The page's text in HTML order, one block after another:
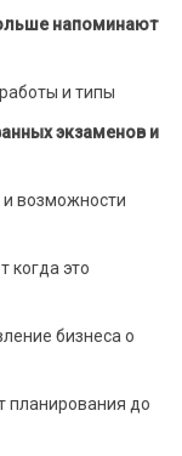
напоминают
и типы
экзаменов и
возможности
когда это
бизнеса о
планирования до